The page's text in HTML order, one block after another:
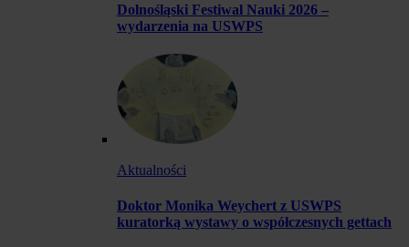
Dolnośląski Festiwal Nauki 2026 –
wydarzenia na USWPS
Aktualności
Doktor Monika Weychert z USWPS
kuratorką wystawy o współczesnych gettach